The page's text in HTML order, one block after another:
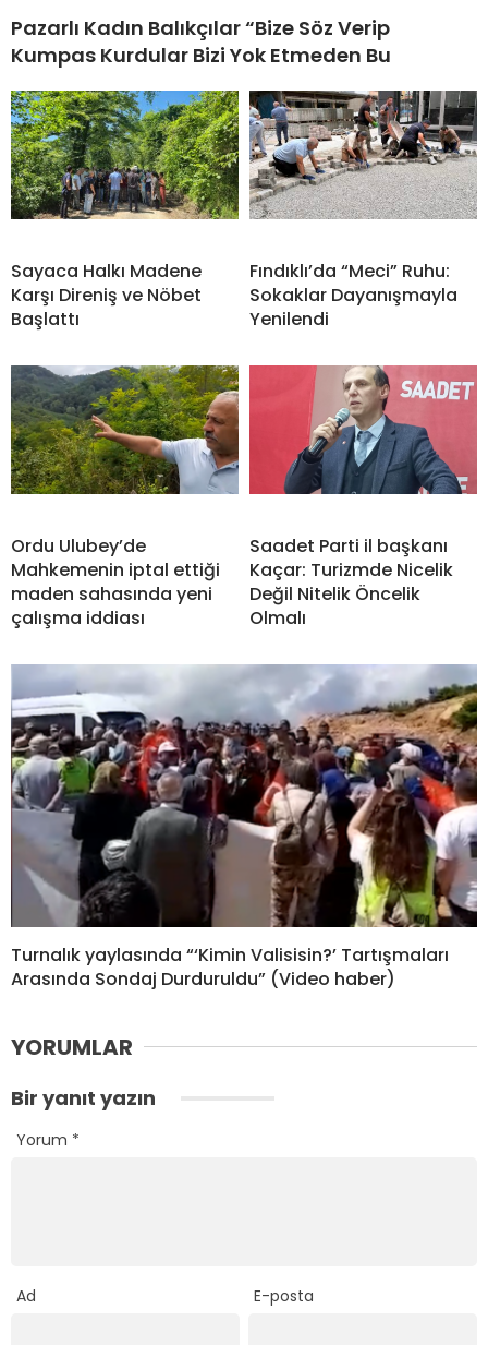
Pazarlı Kadın Balıkçılar “Bize Söz Verip
Kumpas Kurdular Bizi Yok Etmeden Bu
Sayaca Halkı Madene
Karşı Direniş ve Nöbet
Başlattı
Fındıklı’da “Meci” Ruhu:
Sokaklar Dayanışmayla
Yenilendi
Ordu Ulubey’de
Mahkemenin iptal ettiği
maden sahasında yeni
çalışma iddiası
Saadet Parti il başkanı
Kaçar: Turizmde Nicelik
Değil Nitelik Öncelik
Olmalı
Turnalık yaylasında “‘Kimin Valisisin?’ Tartışmaları
Arasında Sondaj Durduruldu” (Video haber)
YORUMLAR
Bir yanıt yazın
Yorum *
Ad E-posta